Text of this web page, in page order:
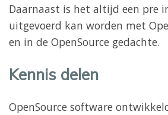
Daarnaast is het altijd een pre
uitgevoerd kan worden met
en in de OpenSource gedachte.
Kennis delen
OpenSource software